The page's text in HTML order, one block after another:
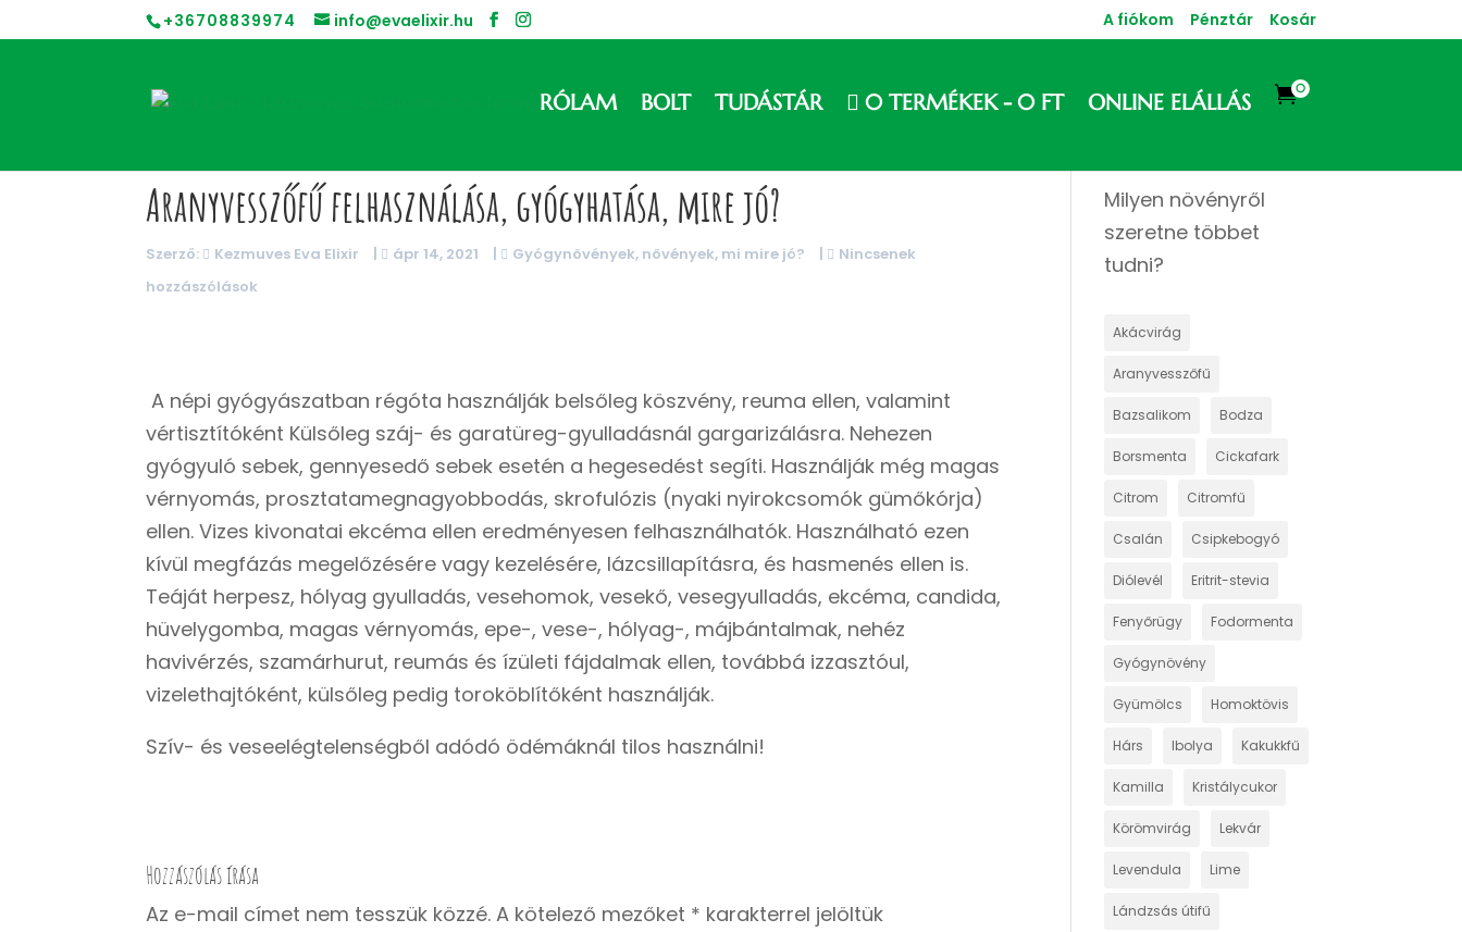
+36708839974 info@evaelixir.hu A fiókom Pénztár Kosár
RÓLAM BOLT TUDÁSTÁR 0 TERMÉKEK 0 FT ONLINE ELÁLLÁS 0
Aranyvesszőfű felhasználása, gyógyhatása, mire jó?
Szerző: Kezmuves Eva Elixir | ápr 14, 2021 | Gyógynövények, növények, mi mire jó? |
Nincsenek
hozzászólások
A népi gyógyászatban régóta használják belsőleg köszvény, reuma ellen, valamint
vértisztítóként Külsőleg száj- és garatüreg-gyulladásnál gargarizálásra. Nehezen
gyógyuló sebek, gennyesedő sebek esetén a hegesedést segíti. Használják még magas
vérnyomás, prosztatamegnagyobbodás, skrofulózis (nyaki nyirokcsomók gümőkórja)
ellen. Vizes kivonatai ekcéma ellen eredményesen felhasználhatók. Használható ezen
kívül megfázás megelőzésére vagy kezelésére, lázcsillapításra, és hasmenés ellen is.
Teáját herpesz, hólyag gyulladás, vesehomok, vesekő, vesegyulladás, ekcéma, candida,
hüvelygomba, magas vérnyomás, epe-, vese-, hólyag-, májbántalmak, nehéz
havivérzés, szamárhurut, reumás és ízületi fájdalmak ellen, továbbá izzasztóul,
vizelethajtóként, külsőleg pedig toroköblítőként használják.
Szív- és veseelégtelenségből adódó ödémáknál tilos használni!
Hozzászólás írása
Az e-mail címet nem tesszük közzé. A kötelező mezőket * karakterrel jelöltük
Milyen növényről
szeretne többet
tudni?
Akácvirág
Aranyvesszőfű
Bazsalikom Bodza
Borsmenta Cickafark
Citrom Citromfű
Csalán Csipkebogyó
Diólevél Eritrit-stevia
Fenyőrügy Fodormenta
Gyógynövény
Gyümölcs Homoktövis
Hárs Ibolya Kakukkfű
Kamilla Kristálycukor
Körömvirág Lekvár
Levendula Lime
Lándzsás útifű